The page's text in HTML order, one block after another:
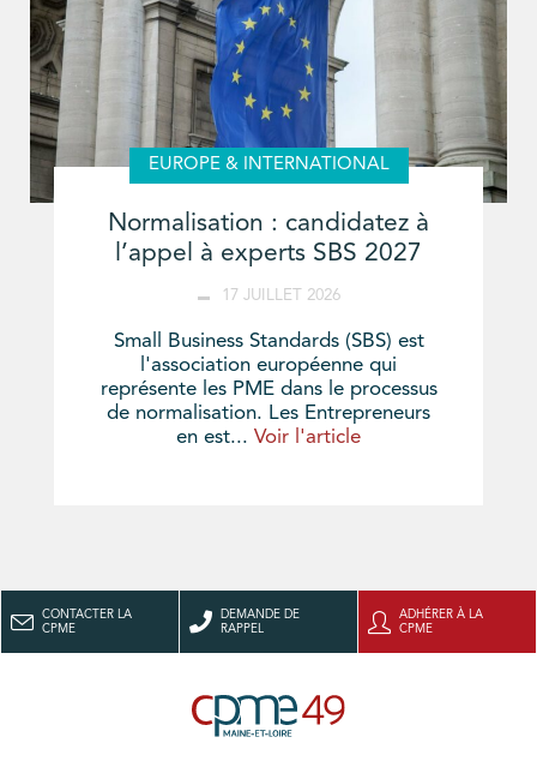
EUROPE & INTERNATIONAL
Normalisation : candidatez à
l’appel à experts SBS 2027
17 JUILLET 2026
Small Business Standards (SBS) est
l'association européenne qui
représente les PME dans le processus
de normalisation. Les Entrepreneurs
en est... Voir l'article
CONTACTER LA
CPME
DEMANDE DE
RAPPEL
ADHÉRER À LA
CPME